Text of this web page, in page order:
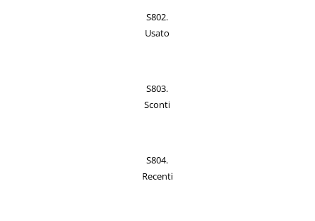
S802.
Usato
S803.
Sconti
S804.
Recenti